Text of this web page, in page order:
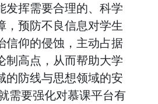
发挥需要合理的、科学
，预防不良信息对学生
信仰的侵蚀，主动占据
制高点，从而帮助大学
的防线与思想领域的安
需要强化对慕课平台有